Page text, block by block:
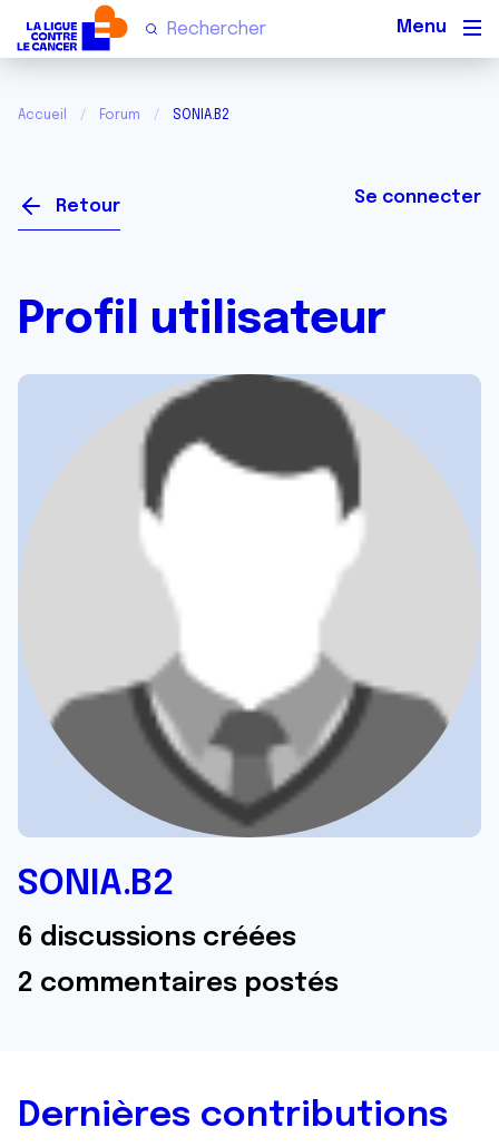
Accueil Forum SONIA.B2
Retour Se connecter
Profil utilisateur
SONIA.B2
6 discussions créées
2 commentaires postés
Dernières contributions